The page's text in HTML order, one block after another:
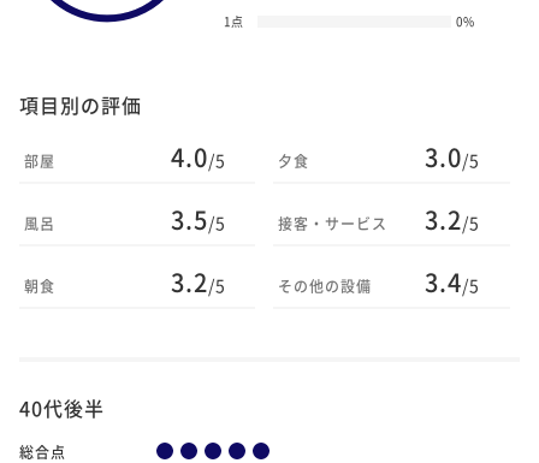
1点
0%
項目別の評価
部屋 4.0/5
風呂 3.5/5
朝食 3.2/5
夕食 3.0/5
接客・サービス 3.2/5
その他の設備 3.4/5
40代後半
総合点